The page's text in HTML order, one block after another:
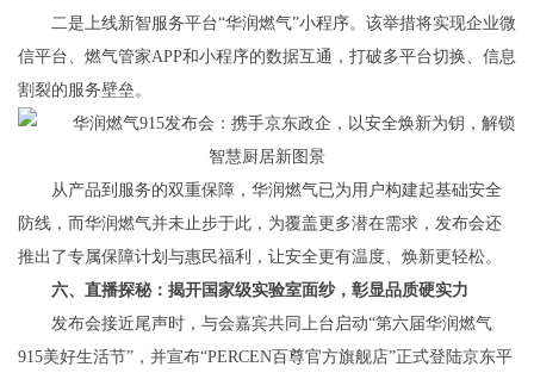
二是上线新智服务平台“华润燃气”小程序。该举措将实现企业微
信平台、燃气管家APP和小程序的数据互通，打破多平台切换、信息
割裂的服务壁垒。
从产品到服务的双重保障，华润燃气已为用户构建起基础安全
防线，而华润燃气并未止步于此，为覆盖更多潜在需求，发布会还
推出了专属保障计划与惠民福利，让安全更有温度、焕新更轻松。
六、直播探秘：揭开国家级实验室面纱，彰显品质硬实力
发布会接近尾声时，与会嘉宾共同上台启动“第六届华润燃气
915美好生活节”，并宣布“PERCEN百尊官方旗舰店”正式登陆京东平